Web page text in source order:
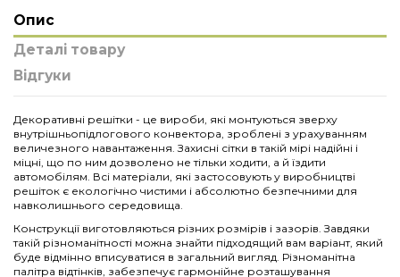
Опис
Деталі товару
Відгуки
Декоративні решітки - це вироби, які монтуються зверху
внутрішньопідлогового конвектора, зроблені з урахуванням
величезного навантаження. Захисні сітки в такій мірі надійні і
міцні, що по ним дозволено не тільки ходити, а й їздити
автомобілям. Всі матеріали, які застосовують у виробництві
решіток є екологічно чистими і абсолютно безпечними для
навколишнього середовища.
Конструкції виготовляються різних розмірів і зазорів. Завдяки
такій різноманітності можна знайти підходящий вам варіант, який
буде відмінно вписуватися в загальний вигляд. Різноманітна
палітра відтінків, забезпечує гармонійне розташування